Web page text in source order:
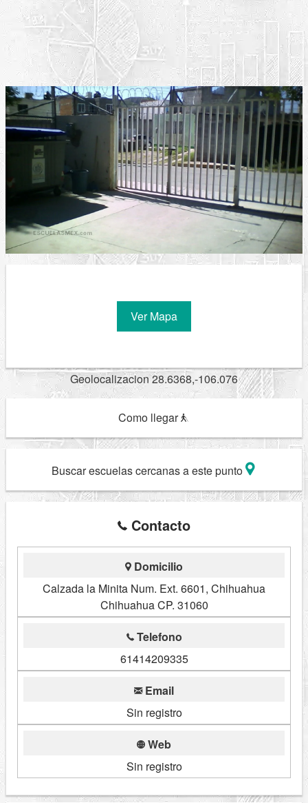
Ver Mapa
Geolocalizacion 28.6368,-106.076
Como llegar
Buscar escuelas cercanas a este punto
Contacto
Domicilio
Calzada la Minita Num. Ext. 6601, Chihuahua
Chihuahua CP. 31060
Telefono
61414209335
Email
Sin registro
Web
Sin registro